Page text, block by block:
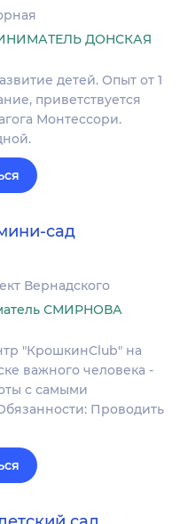
ДОНСКАЯ
детей. Опыт от 1
приветствуется
Монтессори.
сад
Вернадского
СМИРНОВА
"КрошкинClub" на
важного человека -
с самыми
Проводить